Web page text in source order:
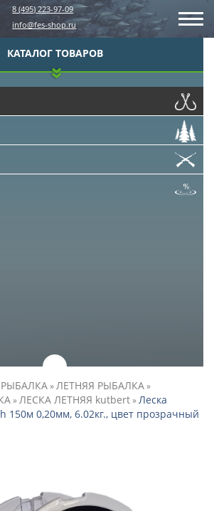
8 (495) 223-97-09
info@fes-shop.ru
КАТАЛОГ ТОВАРОВ
РЫБАЛКА»ЛЕТНЯЯ РЫБАЛКА»
»ЛЕСКА ЛЕТНЯЯ kutbert»Леска
150м 0,20мм, 6.02кг., цвет прозрачный